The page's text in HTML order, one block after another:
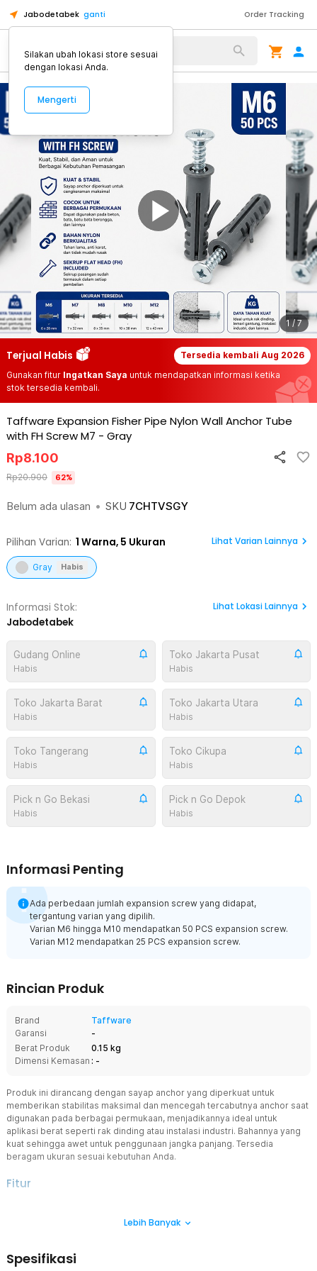
Jabodetabek ganti Order Tracking
Alat Kopi
1 / 7
Terjual Habis Tersedia kembali Aug 2026
Gunakan fitur Ingatkan Saya untuk mendapatkan informasi ketika
stok tersedia kembali.
Taffware Expansion Fisher Pipe Nylon Wall Anchor Tube
with FH Screw M7 - Gray
Belum ada ulasan • SKU 7CHTVSGY
Rp8.100
Rp20.900 62%
Pilihan Varian: 1 Warna, 5 Ukuran Lihat Varian Lainnya
Gray Habis
Informasi Stok:
Jabodetabek
Lihat Lokasi Lainnya
Gudang Online
Habis
Toko Jakarta Pusat
Habis
Toko Jakarta Barat
Habis
Toko Jakarta Utara
Habis
Toko Tangerang
Habis
Toko Cikupa
Habis
Pick n Go Bekasi
Habis
Pick n Go Depok
Habis
Informasi Penting
Ada perbedaan jumlah expansion screw yang didapat,
tergantung varian yang dipilih.
Varian M6 hingga M10 mendapatkan 50 PCS expansion screw.
Varian M12 mendapatkan 25 PCS expansion screw.
Rincian Produk
Brand
Taffware
Garansi
-
Berat Produk
0.15 kg
Dimensi Kemasan : -
Produk ini dirancang dengan sayap anchor yang diperkuat untuk
memberikan stabilitas maksimal dan mencegah tercabutnya anchor saat
digunakan pada berbagai permukaan, menjadikannya ideal untuk
aplikasi berat seperti rak dinding atau instalasi industri. Bahannya yang
kuat sehingga awet untuk penggunaan jangka panjang. Tersedia
beragam ukuran sesuai kebutuhan Anda.
Fitur
Produk ini dirancang dengan fitur sayap anchor yang diperkuat,
yang membantu menyebarkan beban secara merata dan
Lebih Banyak
Spesifikasi
Silakan ubah lokasi store sesuai
dengan lokasi Anda.
Mengerti